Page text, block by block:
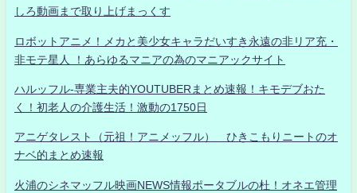
しろ動画まで取り上げまっくす
ロボットアニメ！メカと美少女キャラだいすき永遠の非リア充・
非モテ星人 ！あらゆるマニアの為のマニアックサイト
ハルッフル-専業主夫的YOUTUBERまとめ速報！キモデブおた
く！初老人の介護生活！激動の1750日
アニゲタレスト（元祖！アニメッフル） ひきこもりニートのオ
ナベ的まとめ速報
火浦のシネマッフル映画NEWS情報ポータブルの杜！オネエ管理